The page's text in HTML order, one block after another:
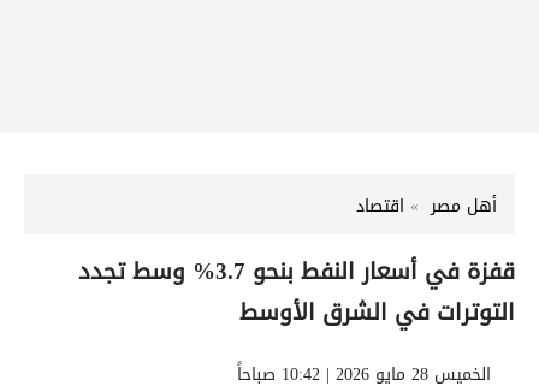
أهل مصر اقتصاد
قفزة في أسعار النفط بنحو 3.7% وسط تجدد
التوترات في الشرق الأوسط
الخميس 28 مايو 2026 | 10:42 صباحاً